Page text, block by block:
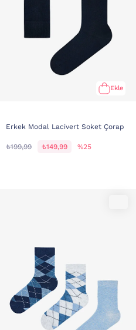
Ekle
Erkek Modal Lacivert Soket Çorap
₺199,99 ₺149,99 %25